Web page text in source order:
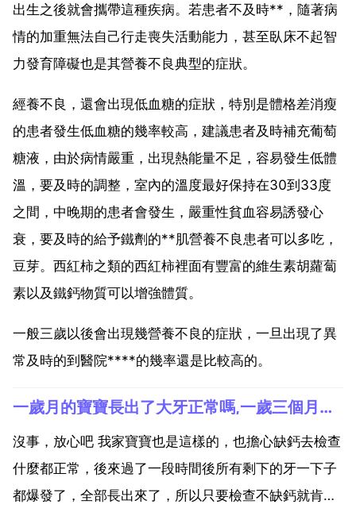
出生之後就會攜帶這種疾病。若患者不及時**，隨著病
情的加重無法自己行走喪失活動能力，甚至臥床不起智
力發育障礙也是其營養不良典型的症狀。
經養不良，還會出現低血糖的症狀，特別是體格差消瘦
的患者發生低血糖的幾率較高，建議患者及時補充葡萄
糖液，由於病情嚴重，出現熱能量不足，容易發生低體
溫，要及時的調整，室內的溫度最好保持在30到33度
之間，中晚期的患者會發生，嚴重性貧血容易誘發心
衰，要及時的給予鐵劑的**肌營養不良患者可以多吃，
豆芽。西紅柿之類的西紅柿裡面有豐富的維生素胡蘿蔔
素以及鐵鈣物質可以增強體質。
一般三歲以後會出現幾營養不良的症狀，一旦出現了異
常及時的到醫院****的幾率還是比較高的。
一歲月的寶寶長出了大牙正常嗎,一歲三個月的寶寶長出了大牙正常嗎
沒事，放心吧 我家寶寶也是這樣的，也擔心缺鈣去檢查
什麼都正常，後來過了一段時間後所有剩下的牙一下子
都爆發了，全部長出來了，所以只要檢查不缺鈣就肯定